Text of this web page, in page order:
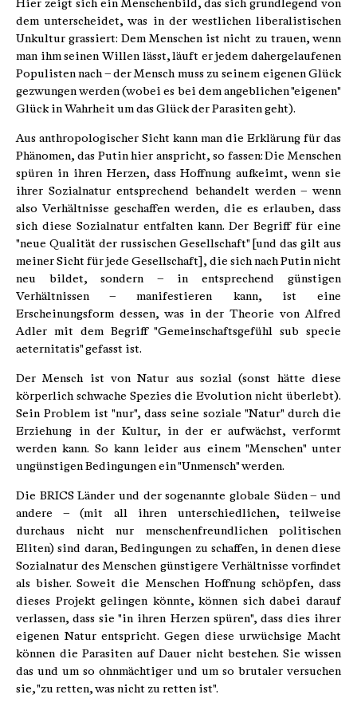
Hier zeigt sich ein Menschenbild, das sich grundlegend von
dem unterscheidet, was in der westlichen liberalistischen
Unkultur grassiert: Dem Menschen ist nicht zu trauen, wenn
man ihm seinen Willen lässt, läuft er jedem dahergelaufenen
Populisten nach – der Mensch muss zu seinem eigenen Glück
gezwungen werden (wobei es bei dem angeblichen "eigenen"
Glück in Wahrheit um das Glück der Parasiten geht).
Aus anthropologischer Sicht kann man die Erklärung für das
Phänomen, das Putin hier anspricht, so fassen: Die Menschen
spüren in ihren Herzen, dass Hoffnung aufkeimt, wenn sie
ihrer Sozialnatur entsprechend behandelt werden – wenn
also Verhältnisse geschaffen werden, die es erlauben, dass
sich diese Sozialnatur entfalten kann. Der Begriff für eine
"neue Qualität der russischen Gesellschaft" [und das gilt aus
meiner Sicht für jede Gesellschaft], die sich nach Putin nicht
neu bildet, sondern – in entsprechend günstigen
Verhältnissen – manifestieren kann, ist eine
Erscheinungsform dessen, was in der Theorie von Alfred
Adler mit dem Begriff "Gemeinschaftsgefühl sub specie
aeternitatis" gefasst ist.
Der Mensch ist von Natur aus sozial (sonst hätte diese
körperlich schwache Spezies die Evolution nicht überlebt).
Sein Problem ist "nur", dass seine soziale "Natur" durch die
Erziehung in der Kultur, in der er aufwächst, verformt
werden kann. So kann leider aus einem "Menschen" unter
ungünstigen Bedingungen ein "Unmensch" werden.
Die BRICS Länder und der sogenannte globale Süden – und
andere – (mit all ihren unterschiedlichen, teilweise
durchaus nicht nur menschenfreundlichen politischen
Eliten) sind daran, Bedingungen zu schaffen, in denen diese
Sozialnatur des Menschen günstigere Verhältnisse vorfindet
als bisher. Soweit die Menschen Hoffnung schöpfen, dass
dieses Projekt gelingen könnte, können sich dabei darauf
verlassen, dass sie "in ihren Herzen spüren", dass dies ihrer
eigenen Natur entspricht. Gegen diese urwüchsige Macht
können die Parasiten auf Dauer nicht bestehen. Sie wissen
das und um so ohnmächtiger und um so brutaler versuchen
sie, "zu retten, was nicht zu retten ist".